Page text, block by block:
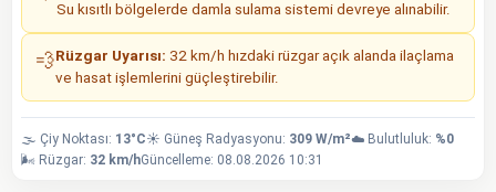
Su kısıtlı bölgelerde damla sulama sistemi devreye alınabilir.
💨Rüzgar Uyarısı: 32 km/h hızdaki rüzgar açık alanda ilaçlama
ve hasat işlemlerini güçleştirebilir.
🌫️ Çiy Noktası: 13°C☀️ Güneş Radyasyonu: 309 W/m²☁️ Bulutluluk: %0
🌬️ Rüzgar: 32 km/hGüncelleme: 08.08.2026 10:31